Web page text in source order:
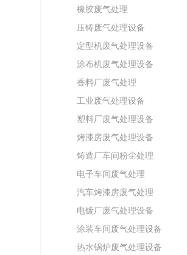
橡胶废气处理
压铸废气处理设备
定型机废气处理设备
涂布机废气处理设备
香料厂废气处理
工业废气处理设备
塑料厂废气处理设备
烤漆房废气处理设备
铸造厂车间粉尘处理
电子车间废气处理
汽车烤漆房废气处理
电镀厂废气处理设备
涂装车间废气处理设备
热水锅炉废气处理设备